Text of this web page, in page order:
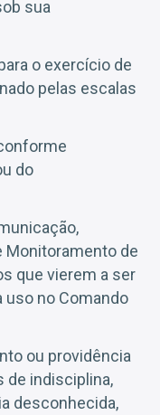
sua
o exercício de
pelas escalas
do
Monitoramento de
que vierem a ser
uso no Comando
ou providência
de indisciplina,
desconhecida,